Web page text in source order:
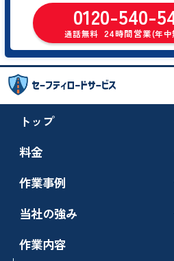
0120-540-
通話無料 24時間営業(年中
トップ
料金
作業事例
当社の強み
作業内容